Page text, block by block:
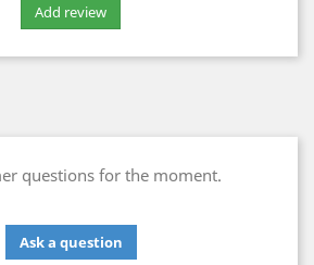
questions for the moment.
Ask a question